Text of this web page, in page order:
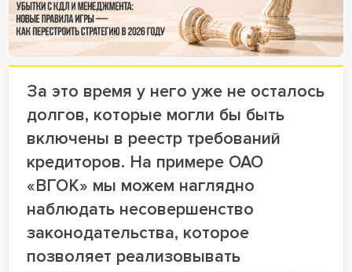
18+ Реклама
За это время у него уже не осталось
долгов, которые могли бы быть
включены в реестр требований
кредиторов. На примере ОАО
«ВГОК» мы можем наглядно
наблюдать несовершенство
законодательства, которое
позволяет реализовывать